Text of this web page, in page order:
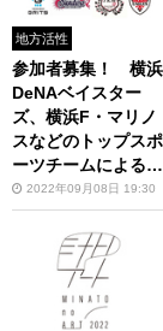
地方活性
参加者募集！ 横浜
DeNAベイスター
ズ、横浜F・マリノ
スなどのトップスポ
ーツチームによる
「小学生スポーツ教
室」
2022年09月08日 19:30